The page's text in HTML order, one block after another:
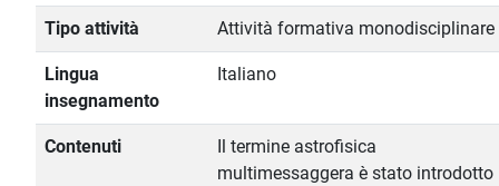
Tipo attività Attività formativa monodisciplinare
Lingua
insegnamento
Italiano
Contenuti
Il termine astrofisica
multimessaggera è stato introdotto